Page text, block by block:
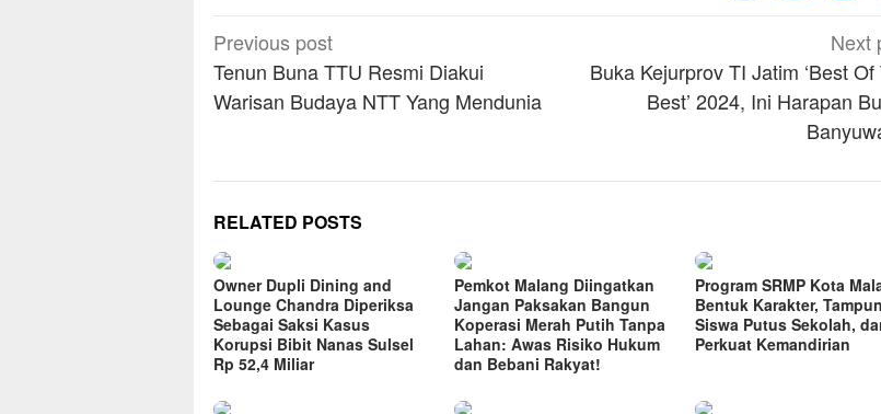
Post
navigation
Previous post
Tenun Buna TTU Resmi Diakui
Warisan Budaya NTT Yang Mendunia
Next
Buka Kejurprov TI Jatim ‘Best
Best’ 2024, Ini Harapan
RELATED POSTS
Owner Dupli Dining and
Lounge Chandra Diperiksa
Sebagai Saksi Kasus
Korupsi Bibit Nanas Sulsel
Rp 52,4 Miliar
Pemkot Malang Diingatkan
Jangan Paksakan Bangun
Koperasi Merah Putih Tanpa
Lahan: Awas Risiko Hukum
dan Bebani Rakyat!
Program SRMP Kota
Bentuk Karakter,
Siswa Putus Sekolah,
Perkuat Kemandirian